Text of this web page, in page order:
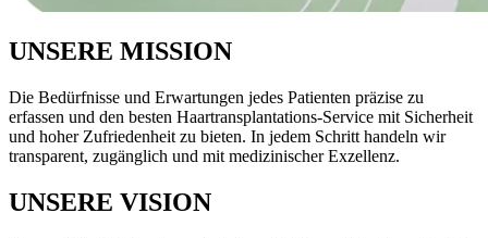
UNSERE MISSION
Die Bedürfnisse und Erwartungen jedes Patienten präzise zu
erfassen und den besten Haartransplantations‑Service mit Sicherheit
und hoher Zufriedenheit zu bieten. In jedem Schritt handeln wir
transparent, zugänglich und mit medizinischer Exzellenz.
UNSERE VISION